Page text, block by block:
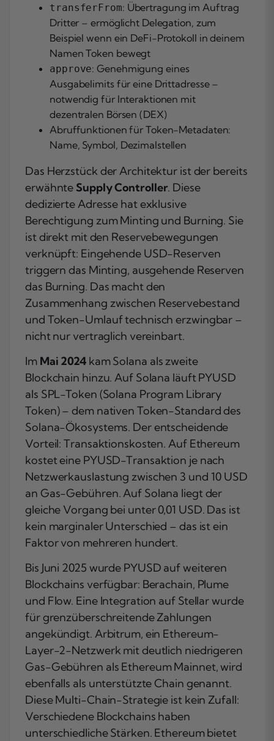
transferFrom: Übertragung im Auftrag
Dritter – ermöglicht Delegation, zum
Beispiel wenn ein DeFi-Protokoll in deinem
Namen Token bewegt
approve: Genehmigung eines
Ausgabelimits für eine Drittadresse –
notwendig für Interaktionen mit
dezentralen Börsen (DEX)
Abruffunktionen für Token-Metadaten:
Name, Symbol, Dezimalstellen
Das Herzstück der Architektur ist der bereits
erwähnteSupply Controller. Diese
dedizierte Adresse hat exklusive
Berechtigung zum Minting und Burning. Sie
ist direkt mit den Reservebewegungen
verknüpft: Eingehende USD-Reserven
triggern das Minting, ausgehende Reserven
das Burning. Das macht den
Zusammenhang zwischen Reservebestand
und Token-Umlauf technisch erzwingbar –
nicht nur vertraglich vereinbart.
Im Mai 2024kam Solana als zweite
Blockchain hinzu. Auf Solana läuft PYUSD
als SPL-Token (Solana Program Library
Token) – dem nativen Token-Standard des
Solana-Ökosystems. Der entscheidende
Vorteil: Transaktionskosten. Auf Ethereum
kostet eine PYUSD-Transaktion je nach
Netzwerkauslastung zwischen 3 und 10 USD
an Gas-Gebühren. Auf Solana liegt der
gleiche Vorgang bei unter 0,01 USD. Das ist
kein marginaler Unterschied – das ist ein
Faktor von mehreren hundert.
Bis Juni 2025 wurde PYUSD auf weiteren
Blockchains verfügbar: Berachain, Plume
und Flow. Eine Integration auf Stellar wurde
für grenzüberschreitende Zahlungen
angekündigt. Arbitrum, ein Ethereum-
Layer-2-Netzwerk mit deutlich niedrigeren
Gas-Gebühren als Ethereum Mainnet, wird
ebenfalls als unterstützte Chain genannt.
Diese Multi-Chain-Strategie ist kein Zufall:
Verschiedene Blockchains haben
unterschiedliche Stärken. Ethereum bietet